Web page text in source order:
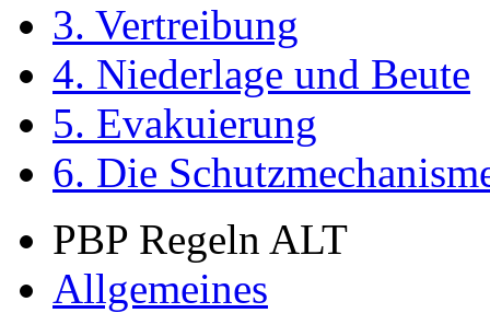
3. Vertreibung
4. Niederlage und Beute
5. Evakuierung
6. Die
PBP Regeln ALT
Allgemeines